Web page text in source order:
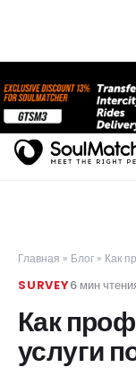
Главная » Блог » Как
SURVEY6 мин
Как
услуги